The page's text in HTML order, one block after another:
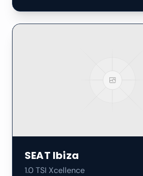
SEAT Ibiza
1.0 TSI Xcellence